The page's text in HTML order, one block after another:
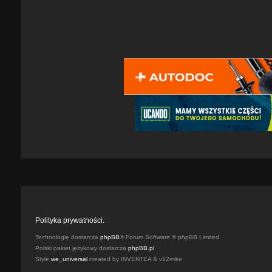
Polityka prywatności.
Technologię dostarcza phpBB® Forum Software © phpBB Limited
Polski pakiet językowy dostarcza phpBB.pl
Style we_universalcreated by INVENTEA & v12mike